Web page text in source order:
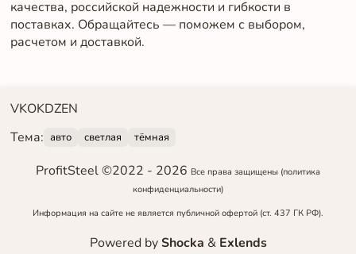
качества, российской надежности и гибкости в
поставках. Обращайтесь — поможем с выбором,
расчетом и доставкой.
VKOKDZEN
Тема: авто светлая тёмная
ProfitSteel ©2022 - 2026 Все права защищены (политика
конфиденциальности)
Информация на сайте не является публичной офертой (ст. 437 ГК РФ).
Powered by Shocka & Exlends